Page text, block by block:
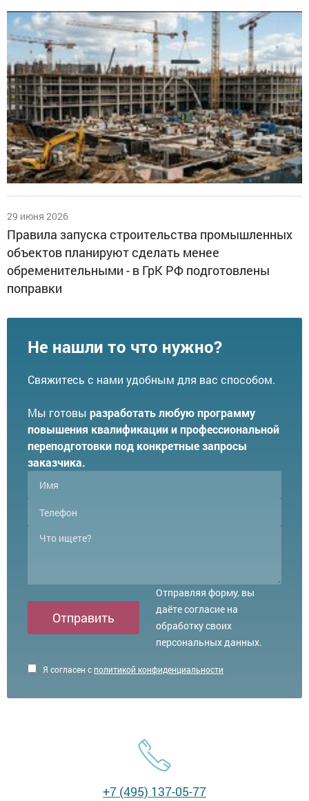
29 июня 2026
Правила запуска строительства промышленных
объектов планируют сделать менее
обременительными - в ГрК РФ подготовлены
поправки
Не нашли то что нужно?
Свяжитесь с нами удобным для вас способом.
Мы готовы разработать любую программу
повышения квалификации и профессиональной
переподготовки под конкретные запросы
заказчика.
Я согласен сполитикой конфиденциальности
Отправить
Отправляя форму, вы
даёте согласие на
обработку своих
персональных данных.
+7 (495) 137-05-77